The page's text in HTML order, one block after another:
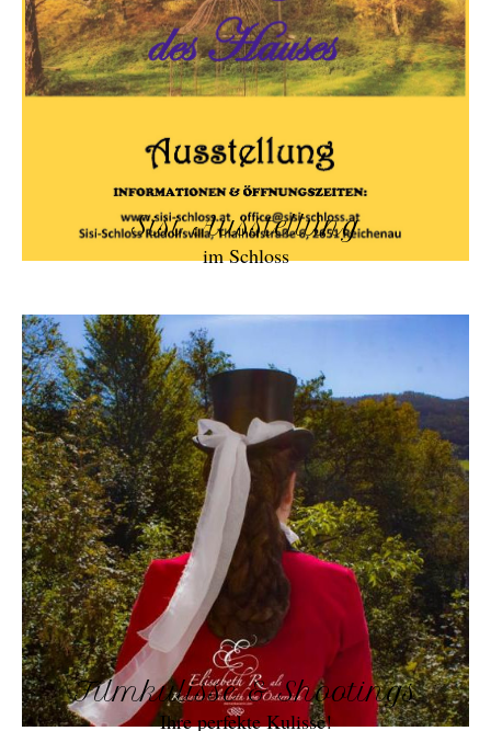
Sisi Ausstellung
im Schloss
Filmkulisse & Shootings
Ihre perfekte Kulisse!